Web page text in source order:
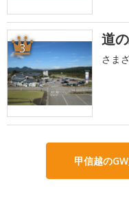
3 道
さま
甲信越の